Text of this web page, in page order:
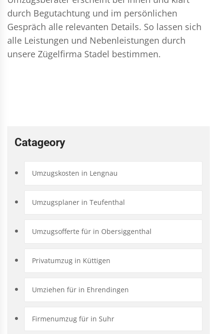
durch Begutachtung und im persönlichen
Gespräch alle relevanten Details. So lassen sich
alle Leistungen und Nebenleistungen durch
unsere Zügelfirma Stadel bestimmen.
Catageory
Umzugskosten in Lengnau
Umzugsplaner in Teufenthal
Umzugsofferte für in Obersiggenthal
Privatumzug in Küttigen
Umziehen für in Ehrendingen
Firmenumzug für in Suhr